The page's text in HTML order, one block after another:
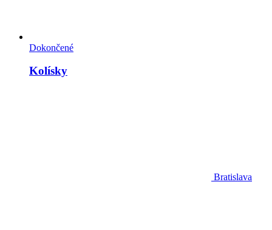
Dokončené
Kolísky
Bratislava